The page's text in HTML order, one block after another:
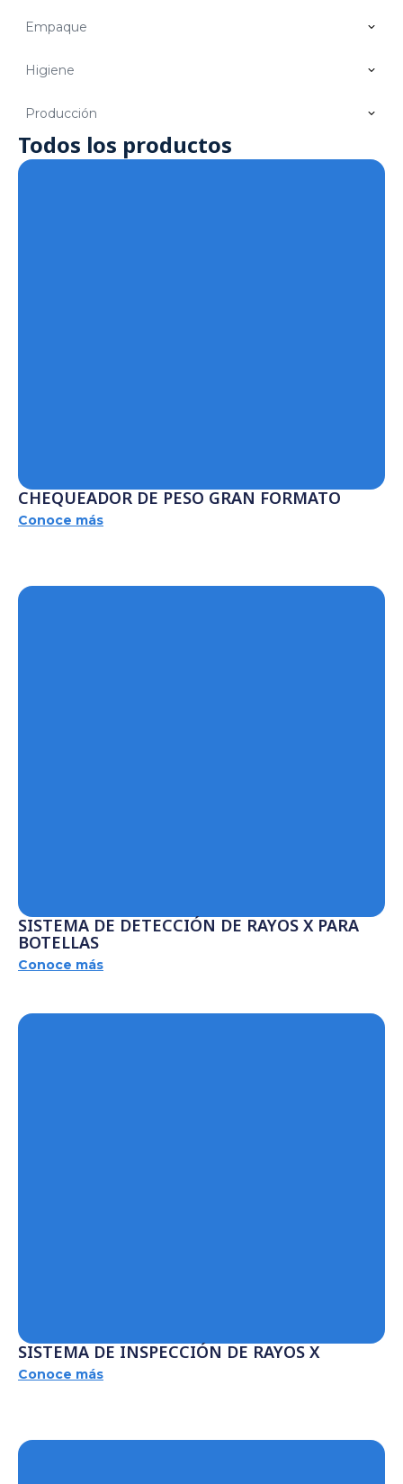
Empaque
Higiene
Producción
Todos los productos
CHEQUEADOR DE PESO GRAN FORMATO
Conoce más
SISTEMA DE DETECCIÓN DE RAYOS X PARA
BOTELLAS
Conoce más
SISTEMA DE INSPECCIÓN DE RAYOS X
Conoce más